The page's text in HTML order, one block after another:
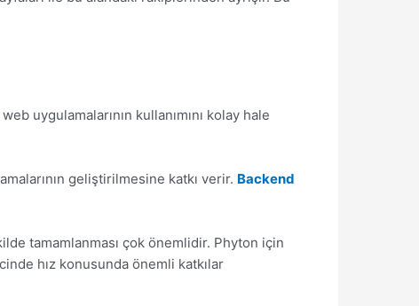
uygulamalarının kullanımını kolay hale
geliştirilmesine katkı verir. Backend
tamamlanması çok önemlidir. Phyton için
hız konusunda önemli katkılar